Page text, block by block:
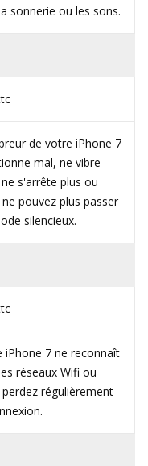
sonnerie ou les sons.
de votre iPhone 7
mal, ne vibre
s'arrête plus ou
pouvez plus passer
silencieux.
iPhone 7 ne reconnaît
réseaux Wifi ou
régulièrement